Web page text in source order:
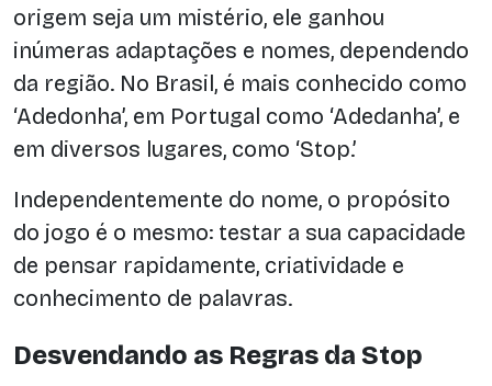
origem seja um mistério, ele ganhou
inúmeras adaptações e nomes, dependendo
da região. No Brasil, é mais conhecido como
‘Adedonha’, em Portugal como ‘Adedanha’, e
em diversos lugares, como ‘Stop.’
Independentemente do nome, o propósito
do jogo é o mesmo: testar a sua capacidade
de pensar rapidamente, criatividade e
conhecimento de palavras.
Desvendando as Regras da Stop